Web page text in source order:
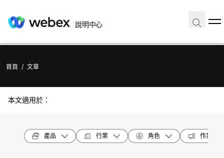
說明中心
首頁 / 文章
本文適用於：
產品 行業 角色 作業系統